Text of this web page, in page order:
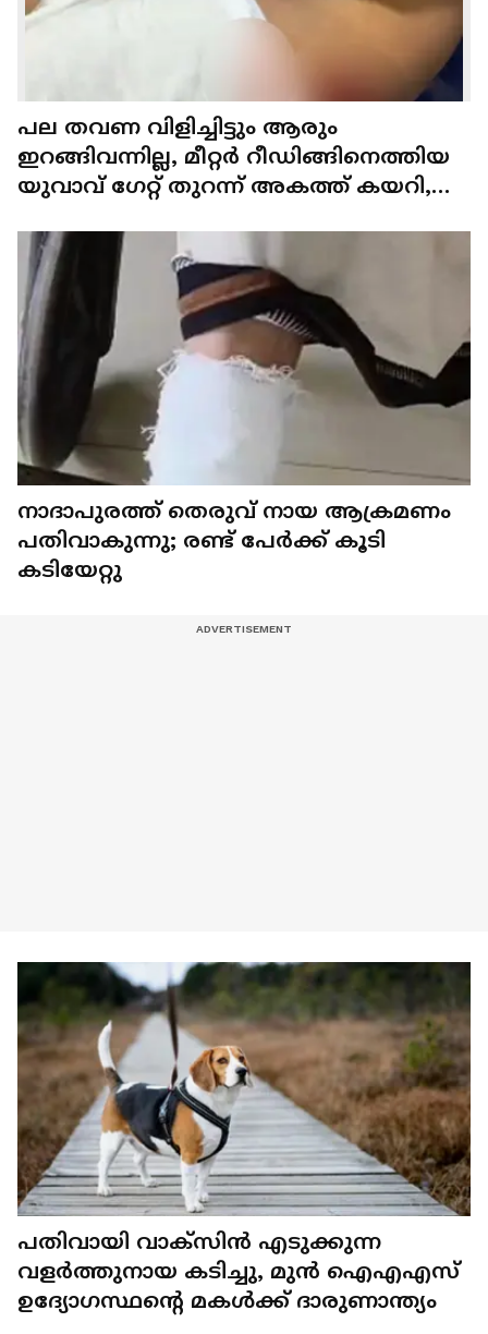
പല തവണ വിളിച്ചിട്ടും ആരും
ഇറങ്ങിവന്നില്ല, മീറ്റർ റീഡിങ്ങിനെത്തിയ
യുവാവ് ഗേറ്റ് തുറന്ന് അകത്ത് കയറി,
നാദാപുരത്ത് തെരുവ് നായ ആക്രമണം
പതിവാകുന്നു; രണ്ട് പേര്‍ക്ക് കൂടി
കടിയേറ്റു
പതിവായി വാക്സിൻ എടുക്കുന്ന
വളർത്തുനായ കടിച്ചു, മുൻ ഐഎഎസ്
ഉദ്യോഗസ്ഥന്റെ മകൾക്ക് ദാരുണാന്ത്യം